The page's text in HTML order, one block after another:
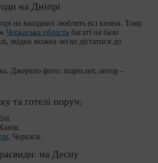
на Дніпрі
на вихідних люблять всі кияни. Тому
Черкаська область багаті на бази
звідки можна легко дістатися до
Джерело фото: mapio.net, автор –
та готелі поруч:
, Черкаси.
на Десну